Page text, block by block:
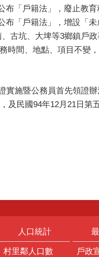
「戶籍法」，廢止教育
「戶籍法」，增設「未
坑、大埤等3鄉鎮戶政
時間、地點、項目不變
施暨公務員首先領證辦
及民國94年12月21日第
人口統計
村里鄰人口數
戶政